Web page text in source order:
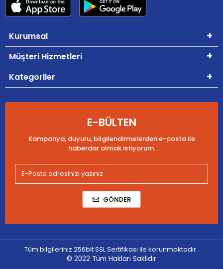
Kurumsal
Müşteri Hizmetleri
Kategoriler
E-BÜLTEN
Kampanya, duyuru, bilgilendirmelerden e-posta ile
haberdar olmak istiyorum.
GÖNDER
Tüm bilgileriniz 256bit SSL Sertifikası ile korunmaktadır.
© 2022 Tüm Hakları Saklıdır